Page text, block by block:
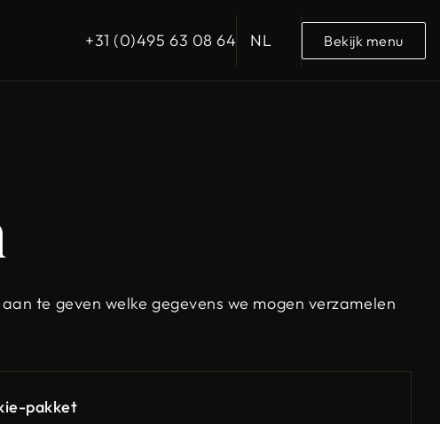
+31 (0)495 63 08 64 NL Bekijk menu
te geven welke gegevens we mogen verzamelen
pakket